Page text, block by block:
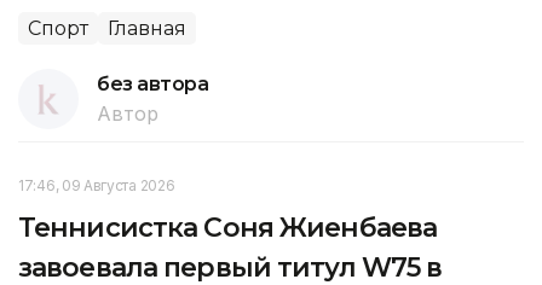
Спорт Главная
без автора
Автор
17:46, 09 Августа 2026
Теннисистка Соня Жиенбаева
завоевала первый титул W75 в